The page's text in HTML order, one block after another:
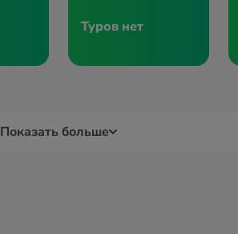
Туров нет
Показать больше